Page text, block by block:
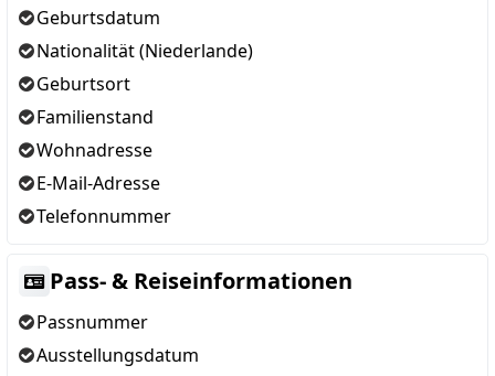
Geburtsdatum
Nationalität (Niederlande)
Geburtsort
Familienstand
Wohnadresse
E-Mail-Adresse
Telefonnummer
Pass- & Reiseinformationen
Passnummer
Ausstellungsdatum